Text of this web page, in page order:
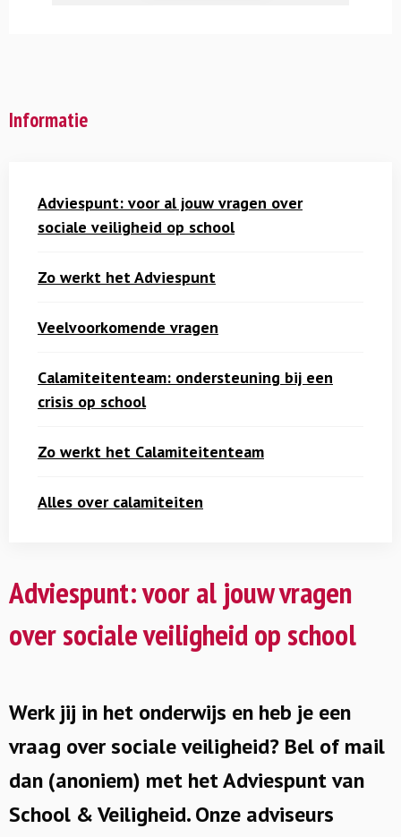
Informatie
Adviespunt: voor al jouw vragen over
sociale veiligheid op school
Zo werkt het Adviespunt
Veelvoorkomende vragen
Calamiteitenteam: ondersteuning bij een
crisis op school
Zo werkt het Calamiteitenteam
Alles over calamiteiten
Adviespunt: voor al jouw vragen
over sociale veiligheid op school
Werk jij in het onderwijs en heb je een
vraag over sociale veiligheid? Bel of mail
dan (anoniem) met het Adviespunt van
School & Veiligheid. Onze adviseurs